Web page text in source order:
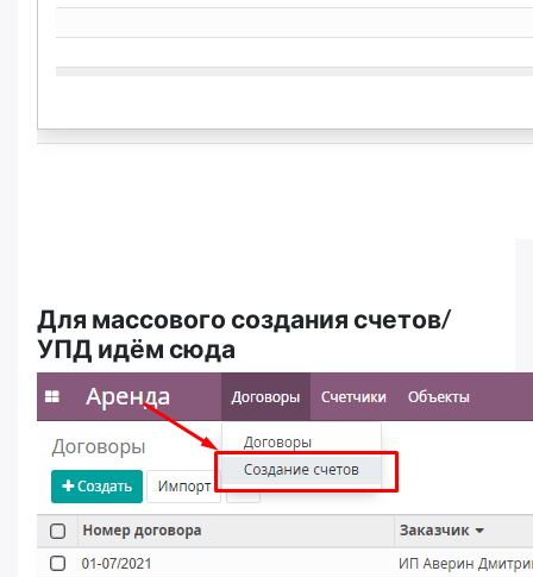
Для массового создания счетов/
УПД идём сюда